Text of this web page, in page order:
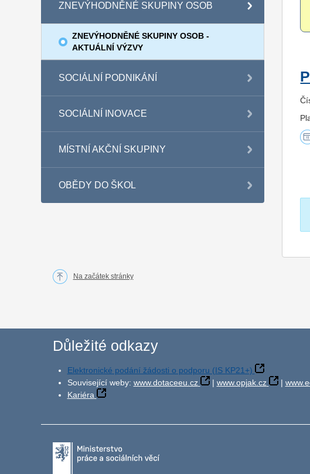
ZNEVÝHODNĚNÉ SKUPINY OSOB
ZNEVÝHODNĚNÉ SKUPINY OSOB -
AKTUÁLNÍ VÝZVY
SOCIÁLNÍ PODNIKÁNÍ
SOCIÁLNÍ INOVACE
MÍSTNÍ AKČNÍ SKUPINY
OBĚDY DO ŠKOL
Na začátek stránky
Důležité odkazy
Elektronické podání žádosti o podporu (IS KP21+)
Související weby: www.dotaceeu.cz | www.opjak.cz |
Kariéra